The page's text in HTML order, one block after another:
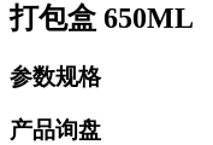
打包盒 650ML
参数规格
产品询盘